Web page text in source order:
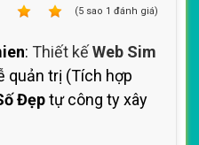
(5 sao 1 đánh giá)
: Thiết kếWeb Sim
quản trị (Tích hợp
Đẹptự công ty xây